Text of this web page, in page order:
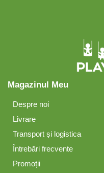
Magazinul Meu
Despre noi
Livrare
Transport și logistica
Întrebări frecvente
Promoții